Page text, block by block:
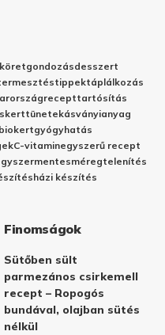
köretgondozásdesszert
tippektáplálkozás
recepttartósítás
kerttünetekásványianyag
biokertgyógyhatás
C-vitaminegyszerű recept
méregtelenítés
házi készítés
Finomságok
Sütőben sült
parmezános csirkemell
recept – Ropogós
bundával, olajban sütés
nélkül